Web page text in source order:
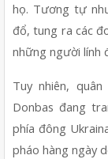
họ. Tương tự
đổ, tung ra các
những người lính
Tuy nhiên,
Donbas đang
phía đông
pháo hàng ngày